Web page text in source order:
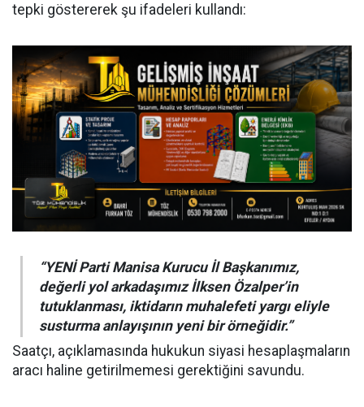
tepki göstererek şu ifadeleri kullandı:
“YENİ Parti Manisa Kurucu İl Başkanımız,
değerli yol arkadaşımız İlksen Özalper’in
tutuklanması, iktidarın muhalefeti yargı eliyle
susturma anlayışının yeni bir örneğidir.”
Saatçı, açıklamasında hukukun siyasi hesaplaşmaların
aracı haline getirilmemesi gerektiğini savundu.